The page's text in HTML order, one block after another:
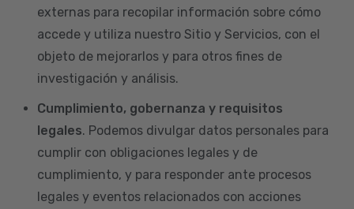
externas para recopilar información sobre cómo
accede y utiliza nuestro Sitio y Servicios, con el
objeto de mejorarlos y para otros fines de
investigación y análisis.
Cumplimiento, gobernanza y requisitos
legales. Podemos divulgar datos personales para
cumplir con obligaciones legales y de
cumplimiento, y para responder ante procesos
legales y eventos relacionados con acciones